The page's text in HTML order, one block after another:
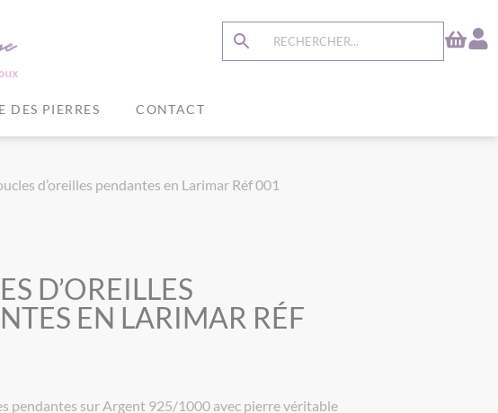
DES PIERRES CONTACT
d’oreilles pendantes en Larimar Réf 001
D’OREILLES
EN LARIMAR RÉF
pendantes sur Argent 925/1000 avec pierre véritable